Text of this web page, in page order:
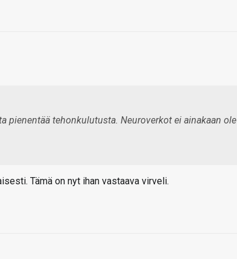
pienentää tehonkulutusta. Neuroverkot ei ainakaan ole
Tämä on nyt ihan vastaava virveli.